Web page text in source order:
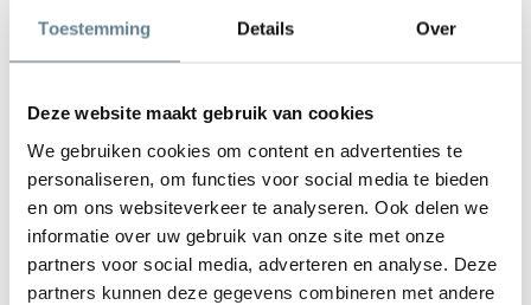
Toestemming Details Over
Deze website maakt gebruik van cookies
We gebruiken cookies om content en advertenties te
personaliseren, om functies voor social media te bieden
en om ons websiteverkeer te analyseren. Ook delen we
informatie over uw gebruik van onze site met onze
partners voor social media, adverteren en analyse. Deze
partners kunnen deze gegevens combineren met andere
eenCoating spray
Adezz is een jong en dynamisch Nederlands merk. Je herkent de
plantenbakken aan de moderne, maar toch tijdloze uitstraling.
Doordat er tijdens het productieproces veel aandacht wordt
besteed aan alle processen, zijn de plantenbakken kwalitatief een
stuk beter dan andere plantenbakken. Het materiaal is dikker, de
plantenbak is kleurvaster en ook nog eens een stuk sterker. Dit